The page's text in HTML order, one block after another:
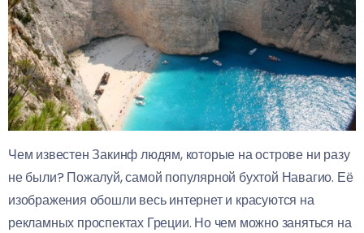
Чем известен Закинф людям, которые на острове ни разу
не были? Пожалуй, самой популярной бухтой Навагио. Её
изображения обошли весь интернет и красуются на
рекламных проспектах Греции. Но чем можно заняться на